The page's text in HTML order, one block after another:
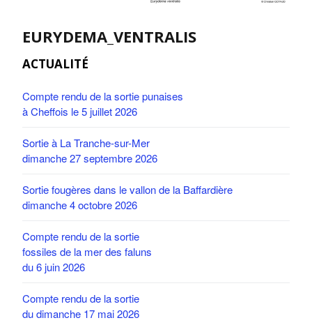
EURYDEMA_VENTRALIS
ACTUALITÉ
Compte rendu de la sortie punaises
à Cheffois le 5 juillet 2026
Sortie à La Tranche-sur-Mer
dimanche 27 septembre 2026
Sortie fougères dans le vallon de la Baffardière
dimanche 4 octobre 2026
Compte rendu de la sortie
fossiles de la mer des faluns
du 6 juin 2026
Compte rendu de la sortie
du dimanche 17 mai 2026